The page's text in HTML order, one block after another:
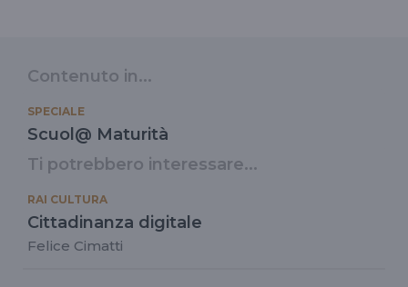
Contenuto in...
SPECIALE
Scuol@ Maturità
Ti potrebbero interessare...
RAI CULTURA
Cittadinanza digitale
Felice Cimatti